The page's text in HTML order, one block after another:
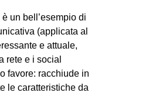
EUROPA
ORIENTE
MONDO
EVENTI
un bell’esempio di
(applicata al
e attuale,
rete e i social
favore: racchiude in
le caratteristiche da